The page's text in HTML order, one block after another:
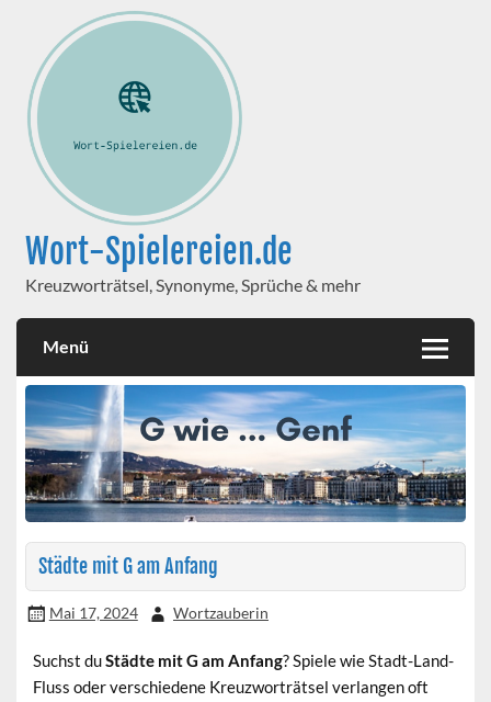
Wort-Spielereien.de
Kreuzworträtsel, Synonyme, Sprüche & mehr
Menü
Städte mit G am Anfang
Mai 17, 2024 Wortzauberin
Suchst duStädte mit G am Anfang? Spiele wie Stadt-Land-
Fluss oder verschiedene Kreuzworträtsel verlangen oft